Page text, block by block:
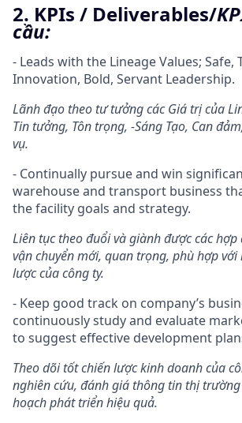
2. KPIs / Deliverables/
cầu:
- Leads with the Lineage Values; Safe,
Innovation, Bold, Servant Leadership.
Lãnh đạo theo tư tưởng các Giá trị của
Tin tưởng, Tôn trọng, -Sáng Tạo, Can
vụ.
- Continually pursue and win
warehouse and transport business
the facility goals and strategy.
Liên tục theo đuổi và giành được các
vận chuyển mới, quan trọng, phù hợp với
lược của công ty.
- Keep good track on company’s
continuously study and evaluate
to suggest effective development
Theo dõi tốt chiến lược kinh doanh của
nghiên cứu, đánh giá thông tin thị trường
hoạch phát triển hiệu quả.